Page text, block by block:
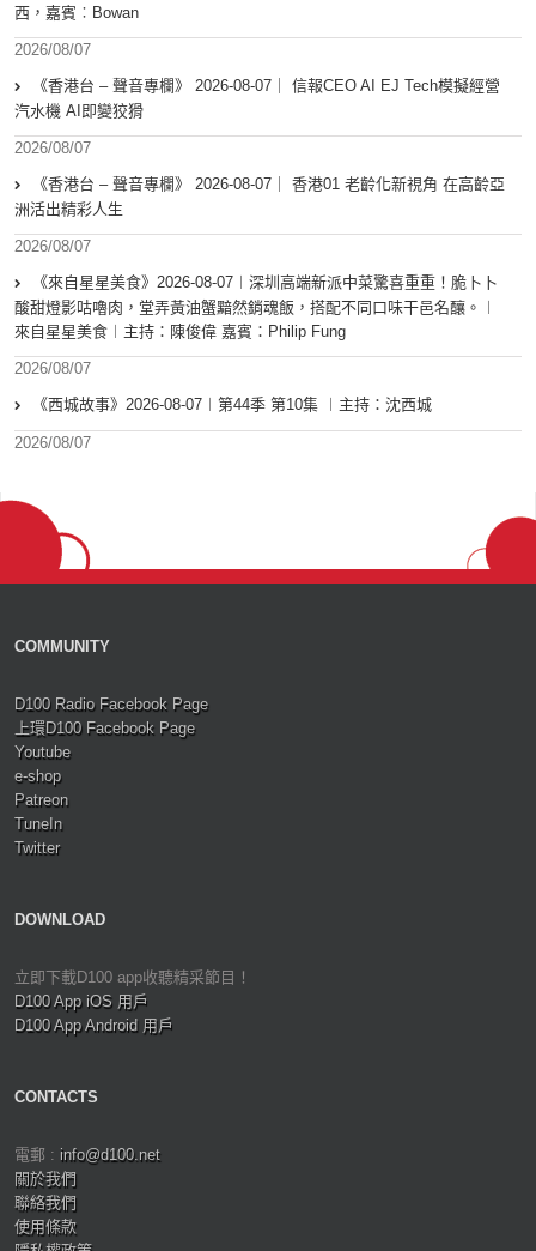
西，嘉賓︰Bowan
2026/08/07
《香港台 – 聲音專欄》 2026-08-07｜ 信報CEO AI EJ Tech模擬經營
汽水機 AI即變狡猾
2026/08/07
《香港台 – 聲音專欄》 2026-08-07｜ 香港01 老齡化新視角 在高齡亞
洲活出精彩人生
2026/08/07
《來自星星美食》2026-08-07︱深圳高端新派中菜驚喜重重！脆卜卜
酸甜燈影咕嚕肉，堂弄黃油蟹黯然銷魂飯，搭配不同口味干邑名釀。︱
來自星星美食︱主持：陳俊偉 嘉賓：Philip Fung
2026/08/07
《西城故事》2026-08-07︱第44季 第10集 ︱主持：沈西城
2026/08/07
COMMUNITY
D100 Radio Facebook Page
上環D100 Facebook Page
Youtube
e-shop
Patreon
TuneIn
Twitter
DOWNLOAD
立即下載D100 app收聽精采節目！
D100 App iOS 用戶
D100 App Android 用戶
CONTACTS
電郵 : info@d100.net
關於我們
聯絡我們
使用條款